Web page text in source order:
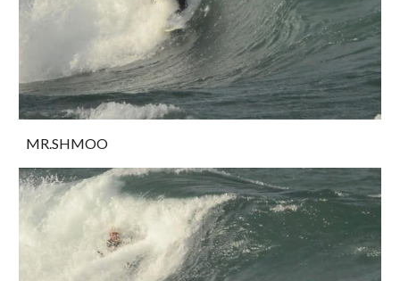
MR.SHMOO